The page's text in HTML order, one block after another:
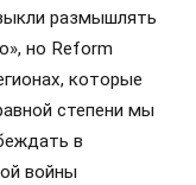
размышлять
но Reform
которые
степени мы
в
войны